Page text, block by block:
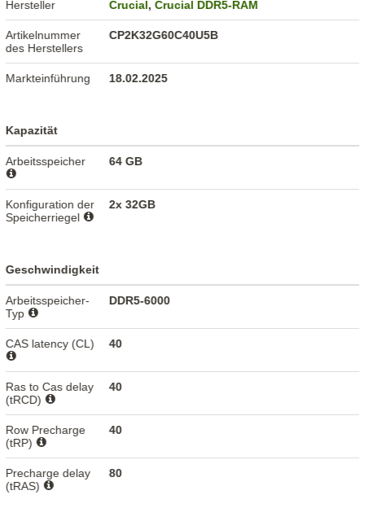
Hersteller Crucial,Crucial DDR5-RAM
Artikelnummer
des Herstellers
CP2K32G60C40U5B
Markteinführung 18.02.2025
Kapazität
Arbeitsspeicher 64 GB
Konfiguration der
Speicherriegel
2x 32GB
Geschwindigkeit
Arbeitsspeicher-
Typ
DDR5-6000
CAS latency (CL) 40
Ras to Cas delay
(tRCD)
40
Row Precharge
(tRP)
40
Precharge delay
(tRAS)
80